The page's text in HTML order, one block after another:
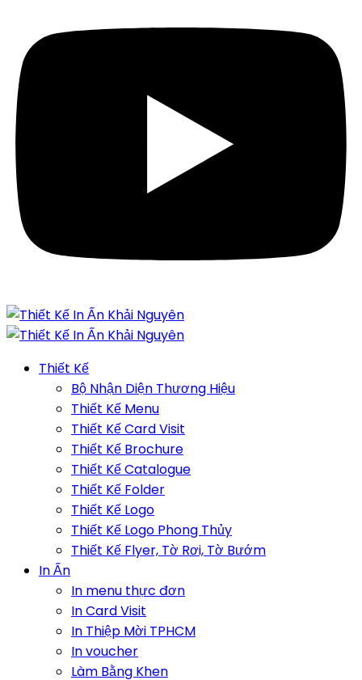
Thiết Kế
Bộ Nhận Diện Thương Hiệu
Thiết Kế Menu
Thiết Kế Card Visit
Thiết Kế Brochure
Thiết Kế Catalogue
Thiết Kế Folder
Thiết Kế Logo
Thiết Kế Logo Phong Thủy
Thiết Kế Flyer, Tờ Rơi, Tờ Bướm
In Ấn
In menu thực đơn
In Card Visit
In Thiệp Mời TPHCM
In voucher
Làm Bằng Khen